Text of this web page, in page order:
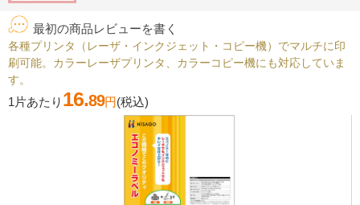
最初の商品レビューを書く
各種プリンタ（レーザ・インクジェット・コピー機）でマルチに印
刷可能。カラーレーザプリンタ、カラーコピー機にも対応していま
す。
1片あたり 16.89円(税込)